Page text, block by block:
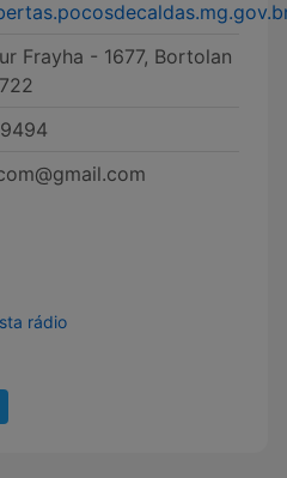
Frayha - 1677, Bortolan
rádio